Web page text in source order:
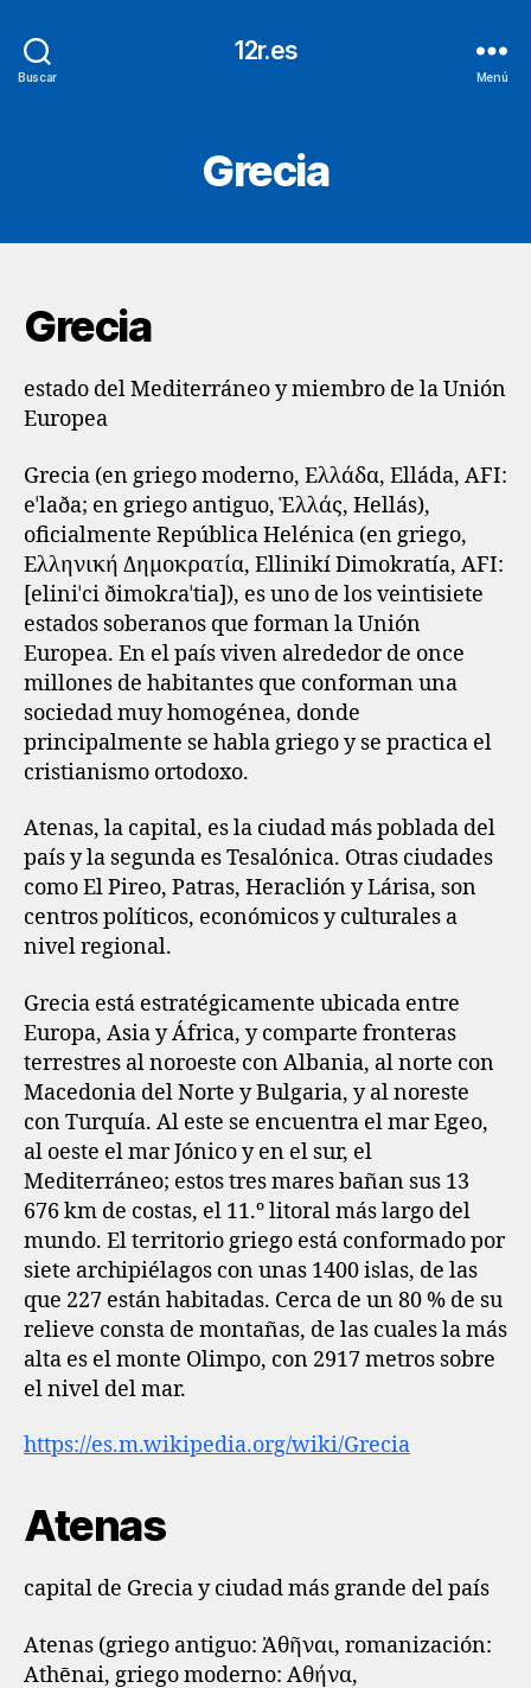
Buscar
12r.es
Menú
Grecia
Grecia
estado del Mediterráneo y miembro de la Unión
Europea
Grecia (en griego moderno, Ελλάδα, Elláda, AFI:
eˈlaða; en griego antiguo, Ἑλλάς, Hellás),
oficialmente República Helénica (en griego,
Ελληνική Δημοκρατία, Ellinikí Dimokratía, AFI:
[eliniˈci ðimokɾaˈtia]), es uno de los veintisiete
estados soberanos que forman la Unión
Europea.​ En el país viven alrededor de once
millones de habitantes que conforman una
sociedad muy homogénea, donde
principalmente se habla griego y se practica el
cristianismo ortodoxo.
Atenas, la capital, es la ciudad más poblada del
país y la segunda es Tesalónica. Otras ciudades
como El Pireo, Patras, Heraclión y Lárisa, son
centros políticos, económicos y culturales a
nivel regional.
Grecia está estratégicamente ubicada entre
Europa, Asia y África, y comparte fronteras
terrestres al noroeste con Albania, al norte con
Macedonia del Norte y Bulgaria, y al noreste
con Turquía. Al este se encuentra el mar Egeo,
al oeste el mar Jónico y en el sur, el
Mediterráneo; estos tres mares bañan sus 13
676 km de costas, el 11.º litoral más largo del
mundo.​ El territorio griego está conformado por
siete archipiélagos con unas 1400 islas, de las
que 227 están habitadas. Cerca de un 80 % de su
relieve consta de montañas, de las cuales la más
alta es el monte Olimpo, con 2917 metros sobre
el nivel del mar.
https://es.m.wikipedia.org/wiki/Grecia
Atenas
capital de Grecia y ciudad más grande del país
Atenas (griego antiguo: Ἀθῆναι, romanización:
Athēnai, griego moderno: Αθήνα,